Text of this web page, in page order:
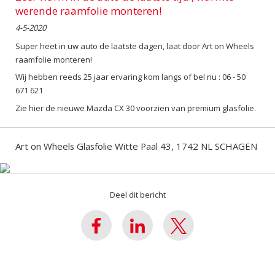
werende raamfolie monteren!
4-5-2020
Super heet in uw auto de laatste dagen, laat door Art on Wheels
raamfolie monteren!
Wij hebben reeds 25 jaar ervaring kom langs of bel nu : 06 - 50
671 621
Zie hier de nieuwe Mazda CX 30 voorzien van premium glasfolie.
Art on Wheels Glasfolie Witte Paal 43, 1742 NL SCHAGEN
Deel dit bericht